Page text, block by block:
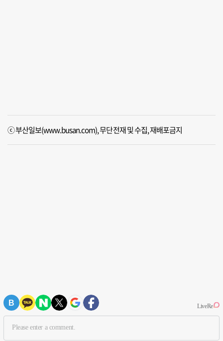
ⓒ 부산일보(www.busan.com), 무단전재 및 수집, 재배포금지